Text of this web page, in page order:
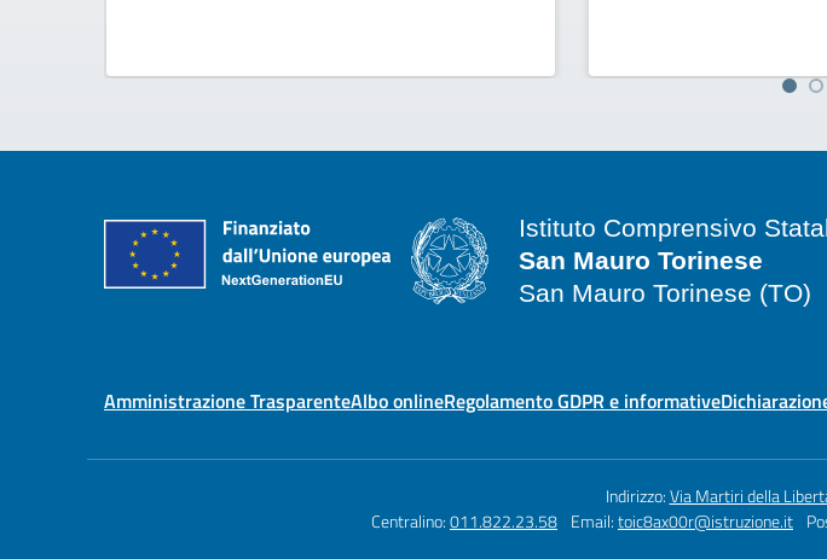
Istituto Comprensivo
San Mauro Torinese
San Mauro Torinese (TO)
Amministrazione TrasparenteAlbo onlineRegolamento GDPR e informative
Indirizzo:Via Martiri della
Centralino:011.822.23.58 Email:toic8ax00r@istruzione.it